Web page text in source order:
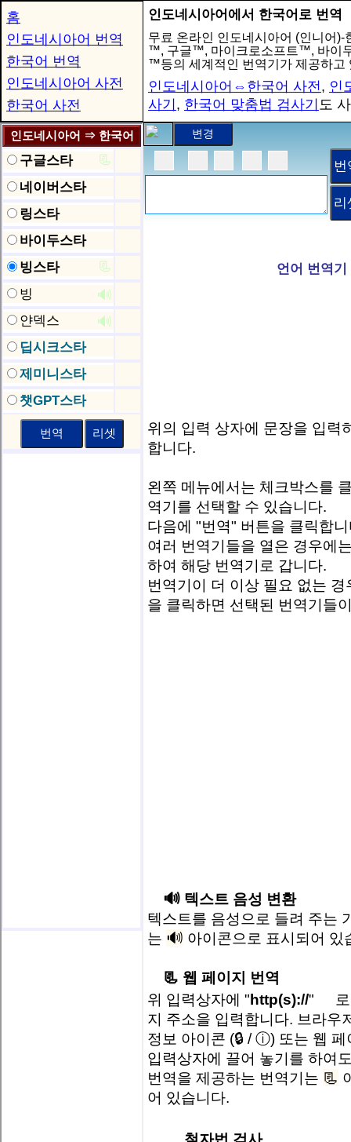
홈
인도네시아어 번역
한국어 번역
인도네시아어 사전
한국어 사전
인도네시아어에서 한국어로 번역
무료 온라인 인도네시아어 (인니어)-
™, 구글™, 마이크로소프트™, 바이
™등의 세계적인 번역기가 제공하고
인도네시아어⇔한국어 사전, 인
사기 , 한국어 맞춤법 검사기 도